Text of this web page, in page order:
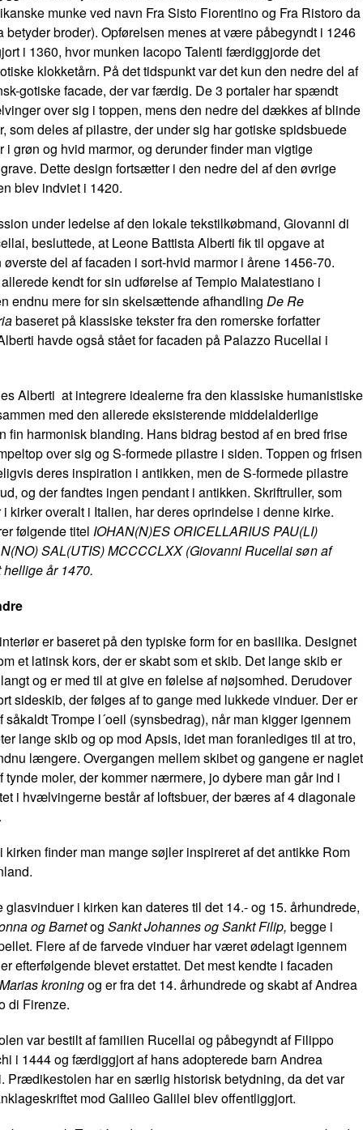
munke ved navn Fra Sisto Fiorentino og Fra Ristoro da
betyder broder). Opførelsen menes at være påbegyndt i 1246
i 1360, hvor munken Iacopo Talenti færdiggjorde det
klokketårn. På det tidspunkt var det kun den nedre del af
gotiske facade, der var færdig. De 3 portaler har spændt
over sig i toppen, mens den nedre del dækkes af blinde
som deles af pilastre, der under sig har gotiske spidsbuede
grøn og hvid marmor, og derunder finder man vigtige
Dette design fortsætter i den nedre del af den øvrige
blev indviet i 1420.
under ledelse af den lokale tekstilkøbmand, Giovanni di
besluttede, at Leone Battista Alberti fik til opgave at
øverste del af facaden i sort-hvid marmor i årene 1456-70.
kendt for sin udførelse af Tempio Malatestiano i
endnu mere for sin skelsættende afhandling De Re
baseret på klassiske tekster fra den romerske forfatter
havde også stået for facaden på Palazzo Rucellai i
Alberti at integrere idealerne fra den klassiske humanistiske
med den allerede eksisterende middelalderlige
fin harmonisk blanding. Hans bidrag bestod af en bred frise
over sig og S-formede pilastre i siden. Toppen og frisen
deres inspiration i antikken, men de S-formede pilastre
og der fandtes ingen pendant i antikken. Skriftruller, som
kirker overalt i Italien, har deres oprindelse i denne kirke.
følgende titel IOHAN(N)ES ORICELLARIUS PAU(LI)
SAL(UTIS) MCCCCLXX (Giovanni Rucellai søn af
år 1470.
er baseret på den typiske form for en basilika. Designet
et latinsk kors, der er skabt som et skib. Det lange skib er
og er med til at give en følelse af nøjsomhed. Derudover
sideskib, der følges af to gange med lukkede vinduer. Der er
såkaldt Trompe l´oeil (synsbedrag), når man kigger igennem
lange skib og op mod Apsis, idet man foranlediges til at tro,
længere. Overgangen mellem skibet og gangene er naglet
tynde moler, der kommer nærmere, jo dybere man går ind i
i hvælvingerne består af loftsbuer, der bæres af 4 diagonale
kirken finder man mange søjler inspireret af det antikke Rom
glasvinduer i kirken kan dateres til det 14.- og 15. århundrede,
og Barnetog Sankt Johannes og Sankt Filip, begge i
Flere af de farvede vinduer har været ødelagt igennem
efterfølgende blevet erstattet. Det mest kendte i facaden
Marias kroningog er fra det 14. århundrede og skabt af Andrea
di Firenze.
var bestilt af familien Rucellai og påbegyndt af Filippo
i 1444 og færdiggjort af hans adopterede barn Andrea
Prædikestolen har en særlig historisk betydning, da det var
mod Galileo Galilei blev offentliggjort.